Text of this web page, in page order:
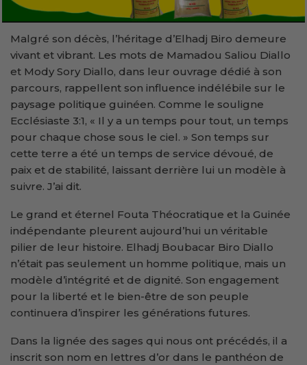
Malgré son décès, l’héritage d’Elhadj Biro demeure
vivant et vibrant. Les mots de Mamadou Saliou Diallo
et Mody Sory Diallo, dans leur ouvrage dédié à son
parcours, rappellent son influence indélébile sur le
paysage politique guinéen. Comme le souligne
Ecclésiaste 3:1, « Il y a un temps pour tout, un temps
pour chaque chose sous le ciel. » Son temps sur
cette terre a été un temps de service dévoué, de
paix et de stabilité, laissant derrière lui un modèle à
suivre. J’ai dit.
Le grand et éternel Fouta Théocratique et la Guinée
indépendante pleurent aujourd’hui un véritable
pilier de leur histoire. Elhadj Boubacar Biro Diallo
n’était pas seulement un homme politique, mais un
modèle d’intégrité et de dignité. Son engagement
pour la liberté et le bien-être de son peuple
continuera d’inspirer les générations futures.
Dans la lignée des sages qui nous ont précédés, il a
inscrit son nom en lettres d’or dans le panthéon de